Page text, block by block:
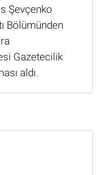
Şevçenko
Bölümünden
Gazetecilik
aldı.